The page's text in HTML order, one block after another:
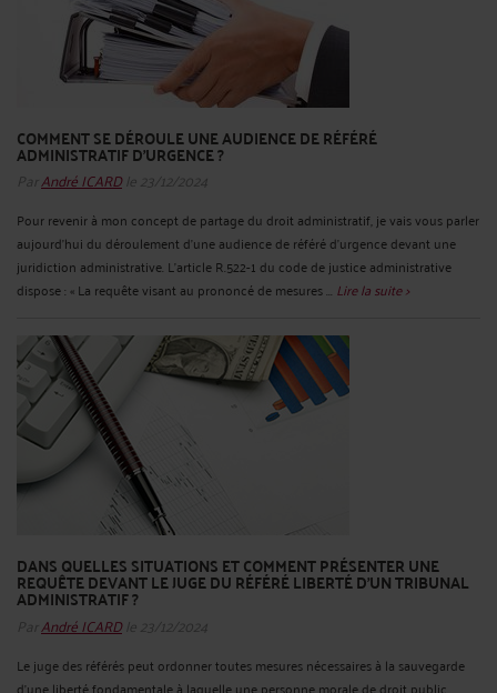
COMMENT SE DÉROULE UNE AUDIENCE DE RÉFÉRÉ
ADMINISTRATIF D'URGENCE ?
ParAndré ICARDle 23/12/2024
Pour revenir à mon concept de partage du droit administratif, je vais vous parler
aujourd’hui du déroulement d'une audience de référé d'urgence devant une
juridiction administrative. L’article R.522-1 du code de justice administrative
dispose : « La requête visant au prononcé de mesures ... Lire la suite >
DANS QUELLES SITUATIONS ET COMMENT PRÉSENTER UNE
REQUÊTE DEVANT LE JUGE DU RÉFÉRÉ LIBERTÉ D’UN TRIBUNAL
ADMINISTRATIF ?
ParAndré ICARDle 23/12/2024
Le juge des référés peut ordonner toutes mesures nécessaires à la sauvegarde
d'une liberté fondamentale à laquelle une personne morale de droit public